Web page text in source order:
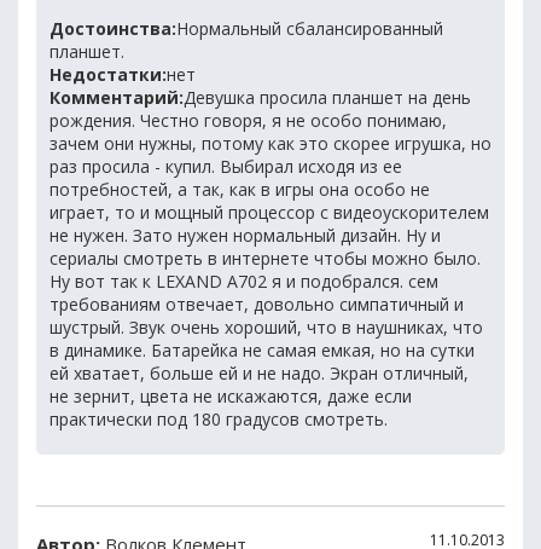
Достоинства:Нормальный сбалансированный
планшет.
Недостатки:нет
Комментарий:Девушка просила планшет на день
рождения. Честно говоря, я не особо понимаю,
зачем они нужны, потому как это скорее игрушка, но
раз просила - купил. Выбирал исходя из ее
потребностей, а так, как в игры она особо не
играет, то и мощный процессор с видеоускорителем
не нужен. Зато нужен нормальный дизайн. Ну и
сериалы смотреть в интернете чтобы можно было.
Ну вот так к LEXAND A702 я и подобрался. сем
требованиям отвечает, довольно симпатичный и
шустрый. Звук очень хороший, что в наушниках, что
в динамике. Батарейка не самая емкая, но на сутки
ей хватает, больше ей и не надо. Экран отличный,
не зернит, цвета не искажаются, даже если
практически под 180 градусов смотреть.
Автор: Волков Клемент 11.10.2013